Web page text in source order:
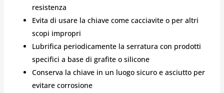
resistenza
Evita di usare la chiave come cacciavite o per altri
scopi impropri
Lubrifica periodicamente la serratura con prodotti
specifici a base di grafite o silicone
Conserva la chiave in un luogo sicuro e asciutto per
evitare corrosione